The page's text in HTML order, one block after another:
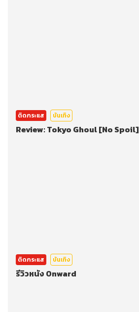
ติดกระแส บันเทิง
Review: Tokyo Ghoul [No Spoil]
ติดกระแส บันเทิง
รีวิวหนัง Onward